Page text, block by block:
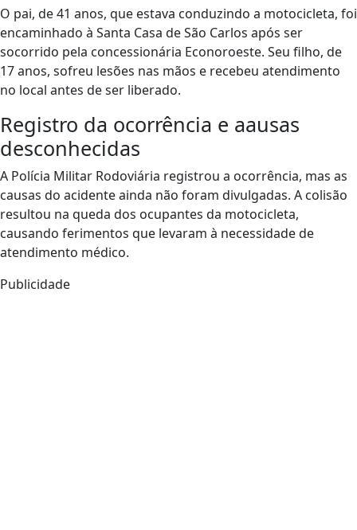
O pai, de 41 anos, que estava conduzindo a motocicleta, foi
encaminhado à Santa Casa de São Carlos após ser
socorrido pela concessionária Econoroeste. Seu filho, de
17 anos, sofreu lesões nas mãos e recebeu atendimento
no local antes de ser liberado.
Registro da ocorrência e aausas
desconhecidas
A Polícia Militar Rodoviária registrou a ocorrência, mas as
causas do acidente ainda não foram divulgadas. A colisão
resultou na queda dos ocupantes da motocicleta,
causando ferimentos que levaram à necessidade de
atendimento médico.
Publicidade